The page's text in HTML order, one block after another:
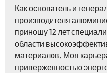
Как основатель и
производителя
приношу 12 лет
области
материалов. Моя
приверженностью